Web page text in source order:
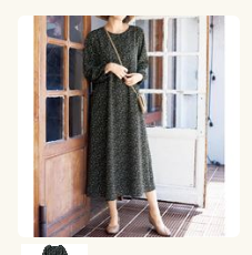
大きいサイズ メンズ
大きいサイズ 事務・制服
カタログ・チラシからの
デジタルカタログ
カタログ無料プレゼント
会員メニュー
カラー
こだわり条件
で絞り込む
柄・デザイン
スリット
素材